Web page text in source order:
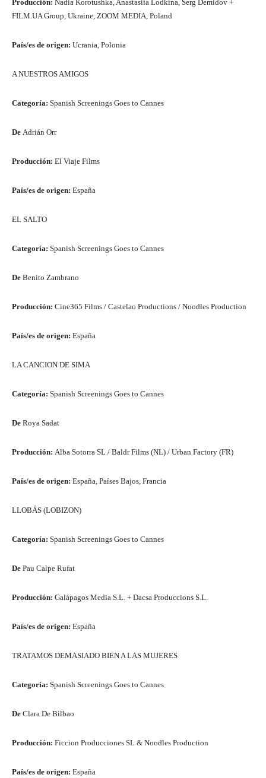
Producción: Nadia Korotushka, Anastasiia Lodkina, Serg Demidov +
FILM.UA Group, Ukraine, ZOOM MEDIA, Poland
País/es de origen: Ucrania, Polonia
A NUESTROS AMIGOS
Categoría: Spanish Screenings Goes to Cannes
De Adrián Orr
Producción: El Viaje Films
País/es de origen: España
EL SALTO
Categoría: Spanish Screenings Goes to Cannes
De Benito Zambrano
Producción: Cine365 Films / Castelao Productions / Noodles Production
País/es de origen: España
LA CANCION DE SIMA
Categoría: Spanish Screenings Goes to Cannes
De Roya Sadat
Producción: Alba Sotorra SL / Baldr Films (NL) / Urban Factory (FR)
País/es de origen: España, Países Bajos, Francia
LLOBÁS (LOBIZON)
Categoría: Spanish Screenings Goes to Cannes
De Pau Calpe Rufat
Producción: Galápagos Media S.L. + Dacsa Produccions S.L.
País/es de origen: España
TRATAMOS DEMASIADO BIEN A LAS MUJERES
Categoría: Spanish Screenings Goes to Cannes
De Clara De Bilbao
Producción: Ficcion Producciones SL & Noodles Production
País/es de origen: España